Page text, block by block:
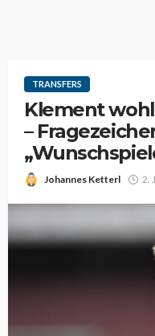
TRANSFERS
Klement
–
Johannes Ketterl 2.